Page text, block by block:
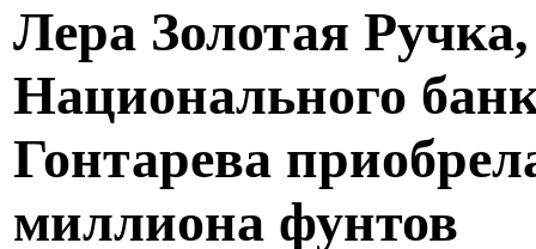
Лера Золотая
Национального
Гонтарева
миллиона фунтов